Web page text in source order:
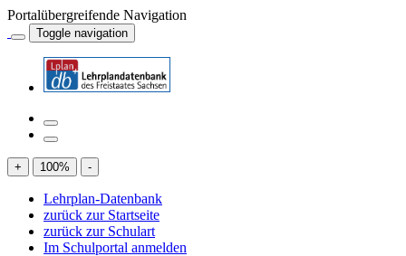
Portalübergreifende Navigation
Toggle navigation
+ 100% -
Lehrplan-Datenbank
zurück zur Startseite
zurück zur Schulart
Im Schulportal anmelden